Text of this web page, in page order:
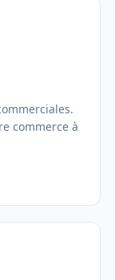
commerce à